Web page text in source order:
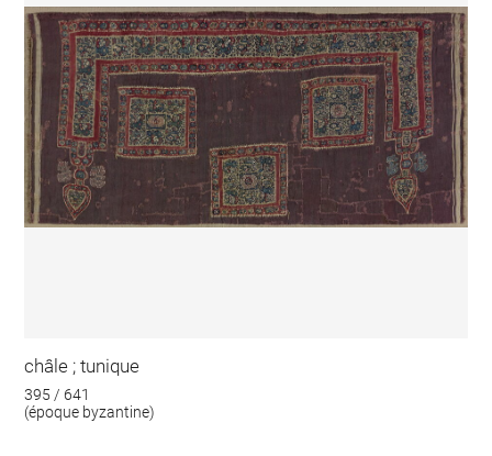
châle ; tunique
395 / 641
(époque byzantine)